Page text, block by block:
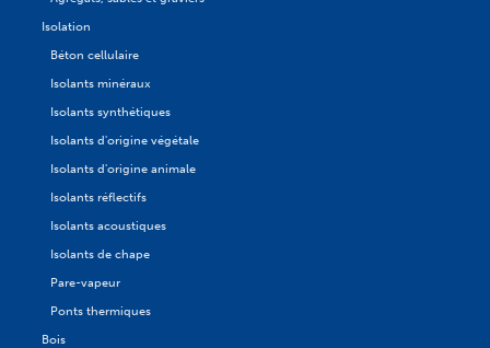
Isolation
Béton cellulaire
Isolants minéraux
Isolants synthétiques
Isolants d'origine végétale
Isolants d'origine animale
Isolants réflectifs
Isolants acoustiques
Isolants de chape
Pare-vapeur
Ponts thermiques
Bois